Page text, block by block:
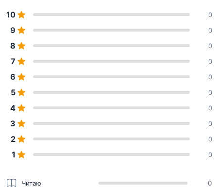
10 0
9 0
8 0
7 0
6 0
5 0
4 0
3 0
2 0
1 0
Читаю 0